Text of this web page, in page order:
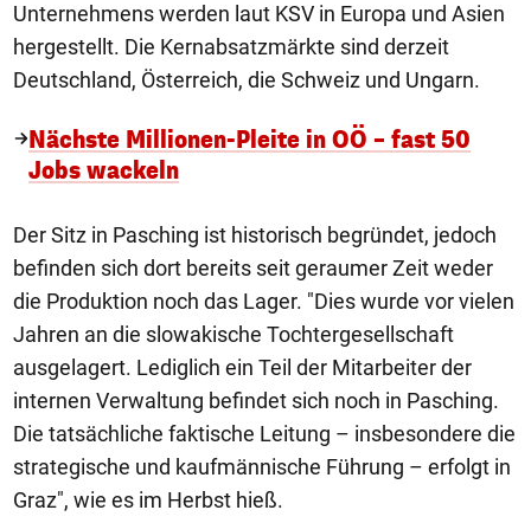
Unternehmens werden laut KSV in Europa und Asien
hergestellt. Die Kernabsatzmärkte sind derzeit
Deutschland, Österreich, die Schweiz und Ungarn.
Nächste Millionen-Pleite in OÖ – fast 50
Jobs wackeln
Der Sitz in Pasching ist historisch begründet, jedoch
befinden sich dort bereits seit geraumer Zeit weder
die Produktion noch das Lager. "Dies wurde vor vielen
Jahren an die slowakische Tochtergesellschaft
ausgelagert. Lediglich ein Teil der Mitarbeiter der
internen Verwaltung befindet sich noch in Pasching.
Die tatsächliche faktische Leitung – insbesondere die
strategische und kaufmännische Führung – erfolgt in
Graz", wie es im Herbst hieß.